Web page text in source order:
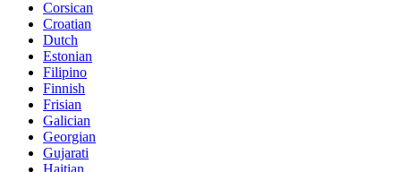
Corsican
Croatian
Dutch
Estonian
Filipino
Finnish
Frisian
Galician
Georgian
Gujarati
Haitian